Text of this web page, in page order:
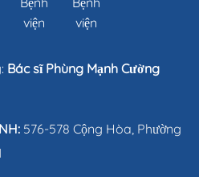
Bác sĩ Phùng Mạnh Cường
576-578 Cộng Hòa, Phường